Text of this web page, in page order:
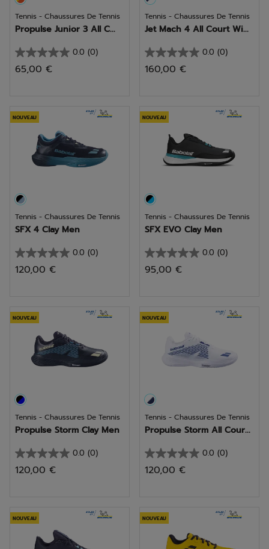
Tennis - Chaussures De Tennis
Propulse Junior 3 All C...
0.0 (0)
0.0
sur
65,00 €
Tennis - Chaussures De Tennis
Jet Mach 4 All Court Wi...
0.0 (0)
0.0
sur
160,00 €
NOUVEAU
Tennis - Chaussures De Tennis
SFX 4 Clay Men
0.0 (0)
0.0
sur
120,00 €
NOUVEAU
Tennis - Chaussures De Tennis
SFX EVO Clay Men
0.0 (0)
0.0
sur
95,00 €
NOUVEAU
Tennis - Chaussures De Tennis
Propulse Storm Clay Men
0.0 (0)
0.0
sur
120,00 €
NOUVEAU
Tennis - Chaussures De Tennis
Propulse Storm All Cour...
0.0 (0)
0.0
sur
120,00 €
NOUVEAU NOUVEAU